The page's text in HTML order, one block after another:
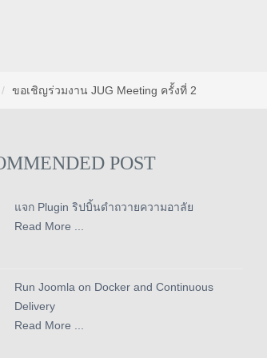
ขอเชิญร่วมงาน JUG Meeting ครั้งที่ 2
POST
แจก Plugin ริปบิ้นดำถวายความอาลัย
Read More ...
Run Joomla on Docker and Continuous
Delivery
Read More ...